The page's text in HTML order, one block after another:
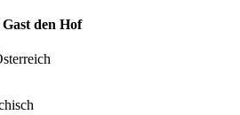
den Hof